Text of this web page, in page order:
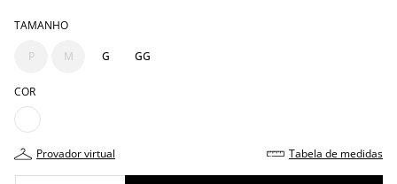
TAMANHO
P M G GG
COR
provador virtual tabela de medidas